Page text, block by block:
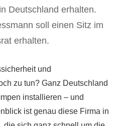
Deutschland erhalten.
soll einen Sitz im
erhalten.
und
zu tun? Ganz Deutschland
installieren – und
ist genau diese Firma in